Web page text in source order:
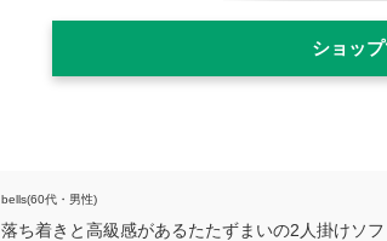
ショッ
bells(60代・男性)
落ち着きと高級感があるたたずまいの2人掛けソ